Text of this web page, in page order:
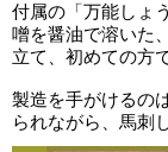
付属の「万能しょ
噌を醤油で溶いた
立て、初めての方
製造を手がけるの
られながら、馬刺